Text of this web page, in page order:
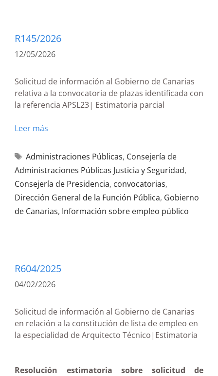
R145/2026
12/05/2026
Solicitud de información al Gobierno de Canarias
relativa a la convocatoria de plazas identificada con
la referencia APSL23| Estimatoria parcial
Leer más
Administraciones Públicas, Consejería de
Administraciones Públicas Justicia y Seguridad,
Consejería de Presidencia, convocatorias,
Dirección General de la Función Pública, Gobierno
de Canarias, Información sobre empleo público
R604/2025
04/02/2026
Solicitud de información al Gobierno de Canarias
en relación a la constitución de lista de empleo en
la especialidad de Arquitecto Técnico|Estimatoria
Resolución estimatoria sobre solicitud de